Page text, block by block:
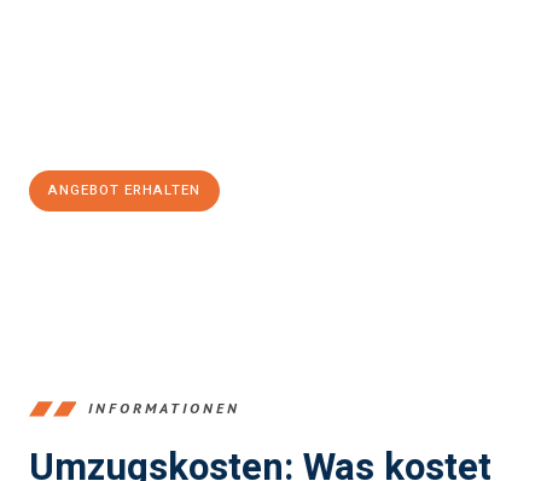
ANGEBOT ERHALTEN
INFORMATIONEN
Umzugskosten: Was kostet